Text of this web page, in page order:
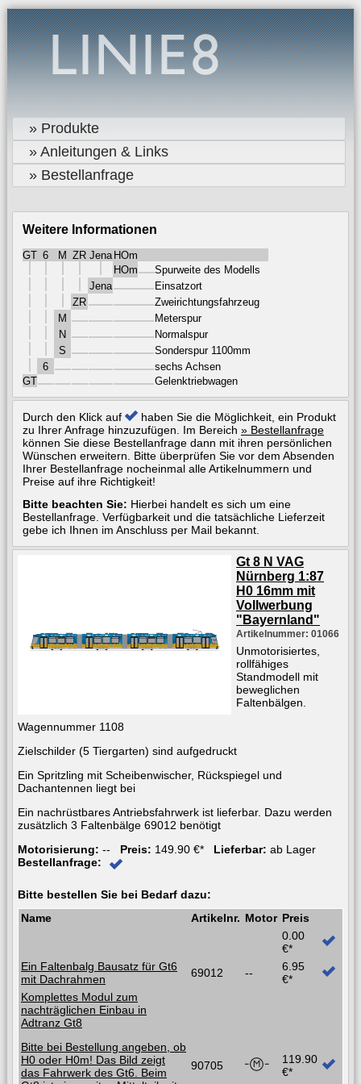
» Produkte
» Anleitungen & Links
» Bestellanfrage
Weitere Informationen
GT 6 M ZR Jena HOm
HOm
Spurweite des Modells
Jena
Einsatzort
ZR
Zweirichtungsfahrzeug
M
Meterspur
N
Normalspur
S
Sonderspur 1100mm
6
sechs Achsen
GT
Gelenktriebwagen
Durch den Klick auf
haben Sie die Möglichkeit, ein Produkt
zu Ihrer Anfrage hinzuzufügen. Im Bereich » Bestellanfrage
können Sie diese Bestellanfrage dann mit ihren persönlichen
Wünschen erweitern. Bitte überprüfen Sie vor dem Absenden
Ihrer Bestellanfrage nocheinmal alle Artikelnummern und
Preise auf ihre Richtigkeit!
Bitte beachten Sie: Hierbei handelt es sich um eine
Bestellanfrage. Verfügbarkeit und die tatsächliche Lieferzeit
gebe ich Ihnen im Anschluss per Mail bekannt.
Gt 8 N VAG
Nürnberg 1:87
H0 16mm mit
Vollwerbung
"Bayernland"
Artikelnummer: 01066
Unmotorisiertes,
rollfähiges
Standmodell mit
beweglichen
Faltenbälgen.
Wagennummer 1108
Zielschilder (5 Tiergarten) sind aufgedruckt
Ein Spritzling mit Scheibenwischer, Rückspiegel und
Dachantennen liegt bei
Ein nachrüstbares Antriebsfahrwerk ist lieferbar. Dazu werden
zusätzlich 3 Faltenbälge 69012 benötigt
Motorisierung: -- Preis: 149.90 €* Lieferbar: ab Lager
Bestellanfrage:
Bitte bestellen Sie bei Bedarf dazu:
Name
Artikelnr. Motor Preis
0.00
€*
Ein Faltenbalg Bausatz für Gt6
mit Dachrahmen
69012 --
6.95
€*
Komplettes Modul zum
nachträglichen Einbau in
Adtranz Gt8
Bitte bei Bestellung angeben, ob
H0 oder H0m! Das Bild zeigt
das Fahrwerk des Gt6. Beim
90705
119.90
€*